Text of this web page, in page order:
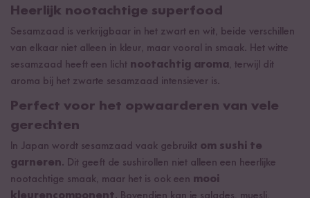
Heerlijk nootachtige superfood
Sesamzaad is verkrijgbaar in het zwart en wit, beide verschillen
van elkaar niet alleen in kleur, maar vooral in smaak. Het witte
sesamzaad heeft een licht nootachtig aroma, terwijl dit
aroma bij het zwarte sesamzaad intensiever is.
Perfect voor het opwaarderen van vele
gerechten
In Japan wordt sesamzaad vaak gebruikt om sushi te
garneren. Dit geeft de sushirollen niet alleen een heerlijke
nootachtige smaak, maar het is ook een mooi